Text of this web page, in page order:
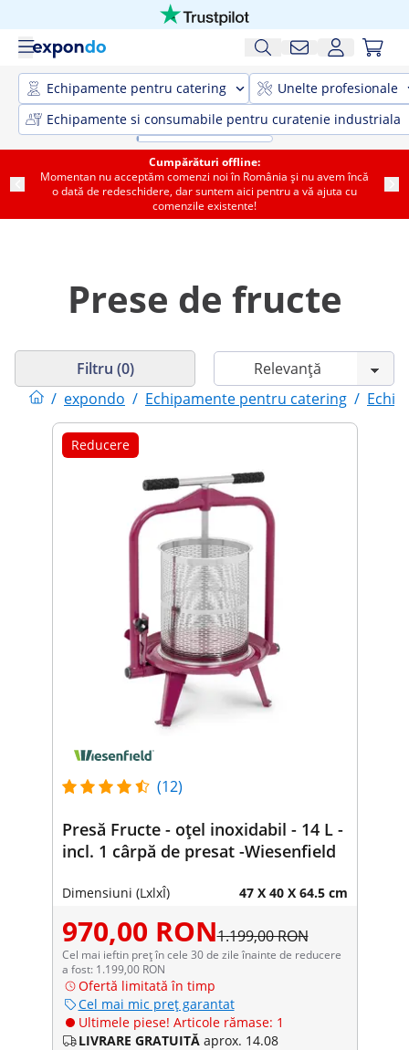
Echipamente pentru catering
Unelte profesionale
Echipamente si consumabile pentru curatenie industriala
Cumpărături offline:
Momentan nu acceptăm comenzi noi în România și nu avem încă
o dată de redeschidere, dar suntem aici pentru a vă ajuta cu
comenzile existente!
Prese de fructe
/ expondo / Echipamente pentru catering /
Filtru (0)
Reducere
(12)
Presă Fructe - oțel inoxidabil - 14 L -
incl. 1 cârpă de presat -Wiesenfield
Dimensiuni (LxlxÎ) 47 X 40 X 64.5 cm
970,00 RON1.199,00 RON
Cel mai ieftin preț în cele 30 de zile înainte de reducere
a fost: 1.199,00 RON
Ofertă limitată în timp
Cel mai mic preț garantat
Ultimele piese! Articole rămase: 1
LIVRARE GRATUITĂ aprox. 14.08